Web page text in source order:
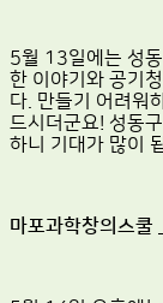
5월 13일에는 성
한 이야기와 공기
다. 만들기 어려워
드시더군요! 성동
하니 기대가 많이
마포과학창의스쿨